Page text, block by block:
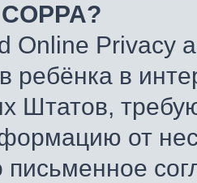
Online Privacy
ребёнка в
Штатов,
от
письменное